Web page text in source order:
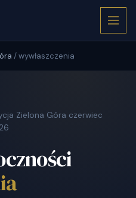
/ wywłaszczenia
Zielona Góra czerwiec